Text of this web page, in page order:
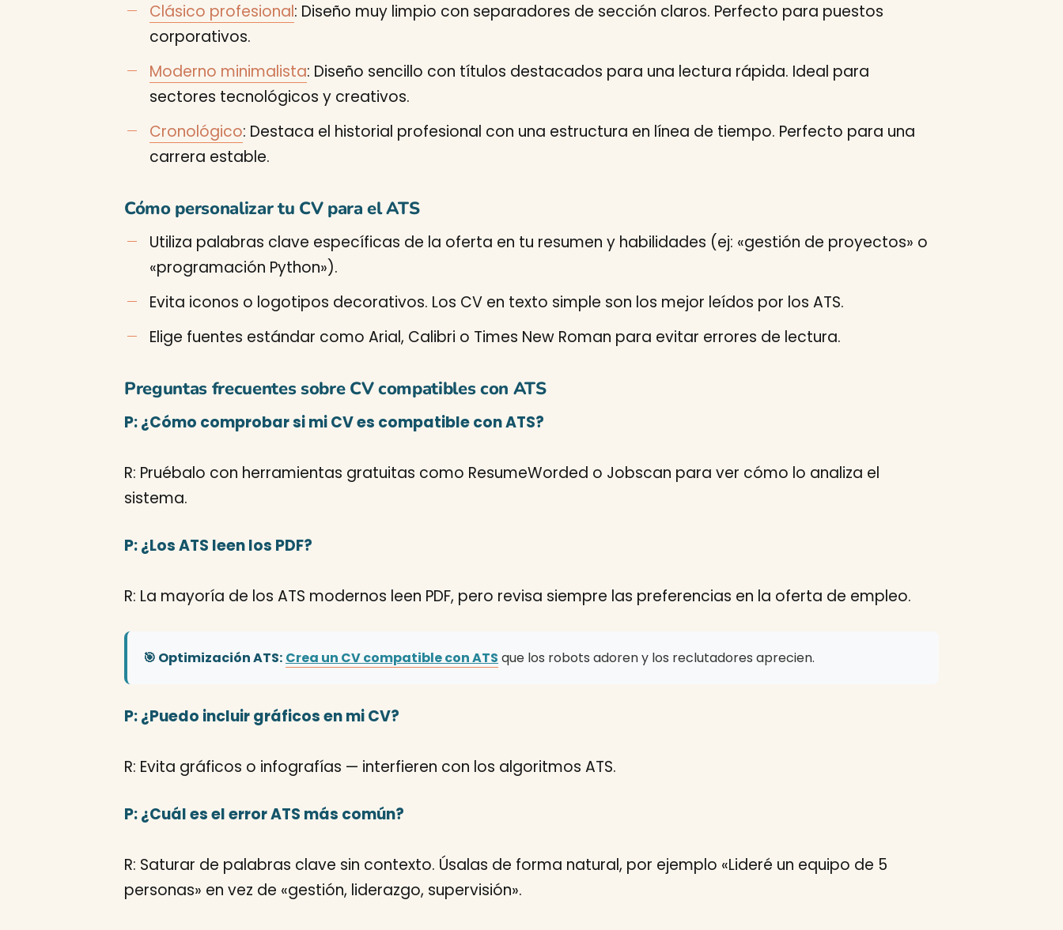
Clásico profesional: Diseño muy limpio con separadores de sección claros. Perfecto para puestos
corporativos.
Moderno minimalista: Diseño sencillo con títulos destacados para una lectura rápida. Ideal para
sectores tecnológicos y creativos.
Cronológico: Destaca el historial profesional con una estructura en línea de tiempo. Perfecto para una
carrera estable.
Cómo personalizar tu CV para el ATS
Utiliza palabras clave específicas de la oferta en tu resumen y habilidades (ej: «gestión de proyectos» o
«programación Python»).
Evita iconos o logotipos decorativos. Los CV en texto simple son los mejor leídos por los ATS.
Elige fuentes estándar como Arial, Calibri o Times New Roman para evitar errores de lectura.
Preguntas frecuentes sobre CV compatibles con ATS
P: ¿Cómo comprobar si mi CV es compatible con ATS?
R: Pruébalo con herramientas gratuitas como ResumeWorded o Jobscan para ver cómo lo analiza el
sistema.
P: ¿Los ATS leen los PDF?
R: La mayoría de los ATS modernos leen PDF, pero revisa siempre las preferencias en la oferta de empleo.
🎯 Optimización ATS: Crea un CV compatible con ATS que los robots adoren y los reclutadores aprecien.
P: ¿Puedo incluir gráficos en mi CV?
R: Evita gráficos o infografías — interfieren con los algoritmos ATS.
P: ¿Cuál es el error ATS más común?
R: Saturar de palabras clave sin contexto. Úsalas de forma natural, por ejemplo «Lideré un equipo de 5
personas» en vez de «gestión, liderazgo, supervisión».